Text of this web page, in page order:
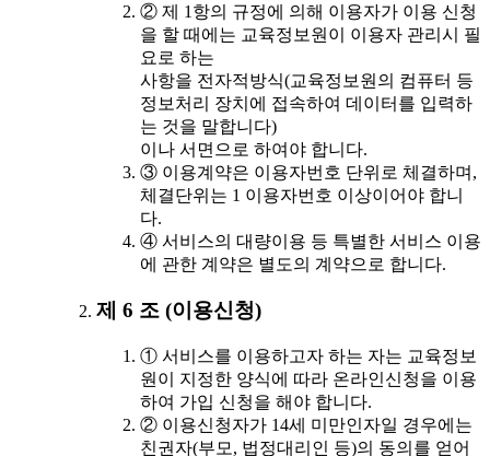
② 제 1항의 규정에 의해 이용자가 이용 신청
을 할 때에는 교육정보원이 이용자 관리시 필
요로 하는
사항을 전자적방식(교육정보원의 컴퓨터 등
정보처리 장치에 접속하여 데이터를 입력하
는 것을 말합니다)
이나 서면으로 하여야 합니다.
③ 이용계약은 이용자번호 단위로 체결하며,
체결단위는 1 이용자번호 이상이어야 합니
다.
④ 서비스의 대량이용 등 특별한 서비스 이용
에 관한 계약은 별도의 계약으로 합니다.
제 6 조 (이용신청)
① 서비스를 이용하고자 하는 자는 교육정보
원이 지정한 양식에 따라 온라인신청을 이용
하여 가입 신청을 해야 합니다.
② 이용신청자가 14세 미만인자일 경우에는
친권자(부모, 법정대리인 등)의 동의를 얻어